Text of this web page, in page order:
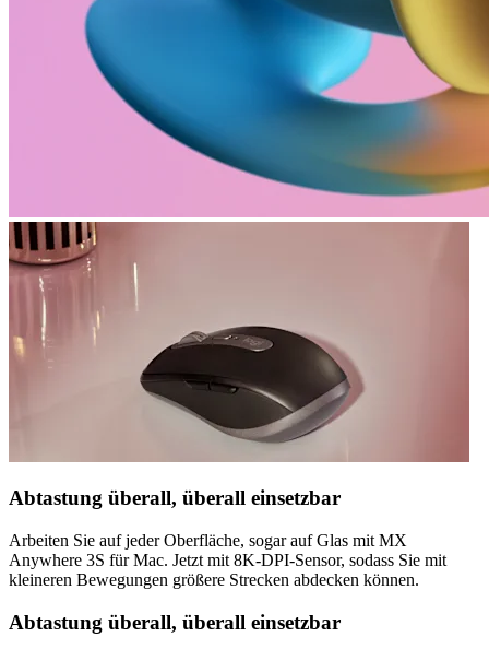
Abtastung überall, überall einsetzbar
Arbeiten Sie auf jeder Oberfläche, sogar auf Glas mit MX
Anywhere 3S für Mac. Jetzt mit 8K-DPI-Sensor, sodass Sie mit
kleineren Bewegungen größere Strecken abdecken können.
Abtastung überall, überall einsetzbar